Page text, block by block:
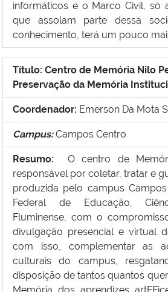
informáticos e o Marco Civil, só
que assolam parte dessa
conhecimento, terá um pouco
Título: Centro de Memória Nilo
Preservação da Memória
Coordenador: Emerson Da Mota
Campus:Campos Centro
Resumo: O centro de
responsável por coletar, tratar e
produzida pelo campus
Federal de Educação,
Fluminense, com o
divulgação presencial e virtual
com isso, complementar as
culturais do campus,
disposição de tantos quantos